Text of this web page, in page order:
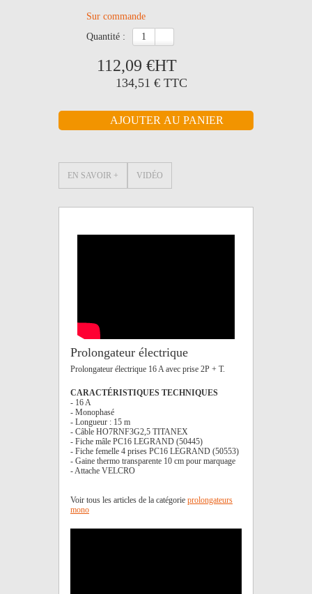
Sur commande
quantité :
112,09 €HT
134,51 € TTC
EN SAVOIR + VIDÉO
Prolongateur électrique
Prolongateur électrique 16 A avec prise 2P + T.
CARACTÉRISTIQUES TECHNIQUES
- 16 A
- Monophasé
- Longueur : 15 m
- Câble HO7RNF3G2,5 TITANEX
- Fiche mâle PC16 LEGRAND (50445)
- Fiche femelle 4 prises PC16 LEGRAND (50553)
- Gaine thermo transparente 10 cm pour marquage
- Attache VELCRO
Voir tous les articles de la catégorie prolongateurs
mono